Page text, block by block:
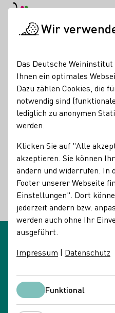
Name des
Beschreibungen des
Refraktometer
Optisches Instrument, das
(Mostgewicht) in Grad
anzeigt.
Wir
Das Deutsche
Ihnen ein optimales
Dazu zählen Cookies, die
notwendig sind
lediglich zu anonymen
werden.
Klicken Sie auf "Alle
akzeptieren. Sie können
ändern und widerrufen. In
Footer unserer Webseite
Einstellungen". Dort
jederzeit ändern bzw.
werden auch ohne Ihr
ausgeführt.
Impressum | Datenschutz
Funktional